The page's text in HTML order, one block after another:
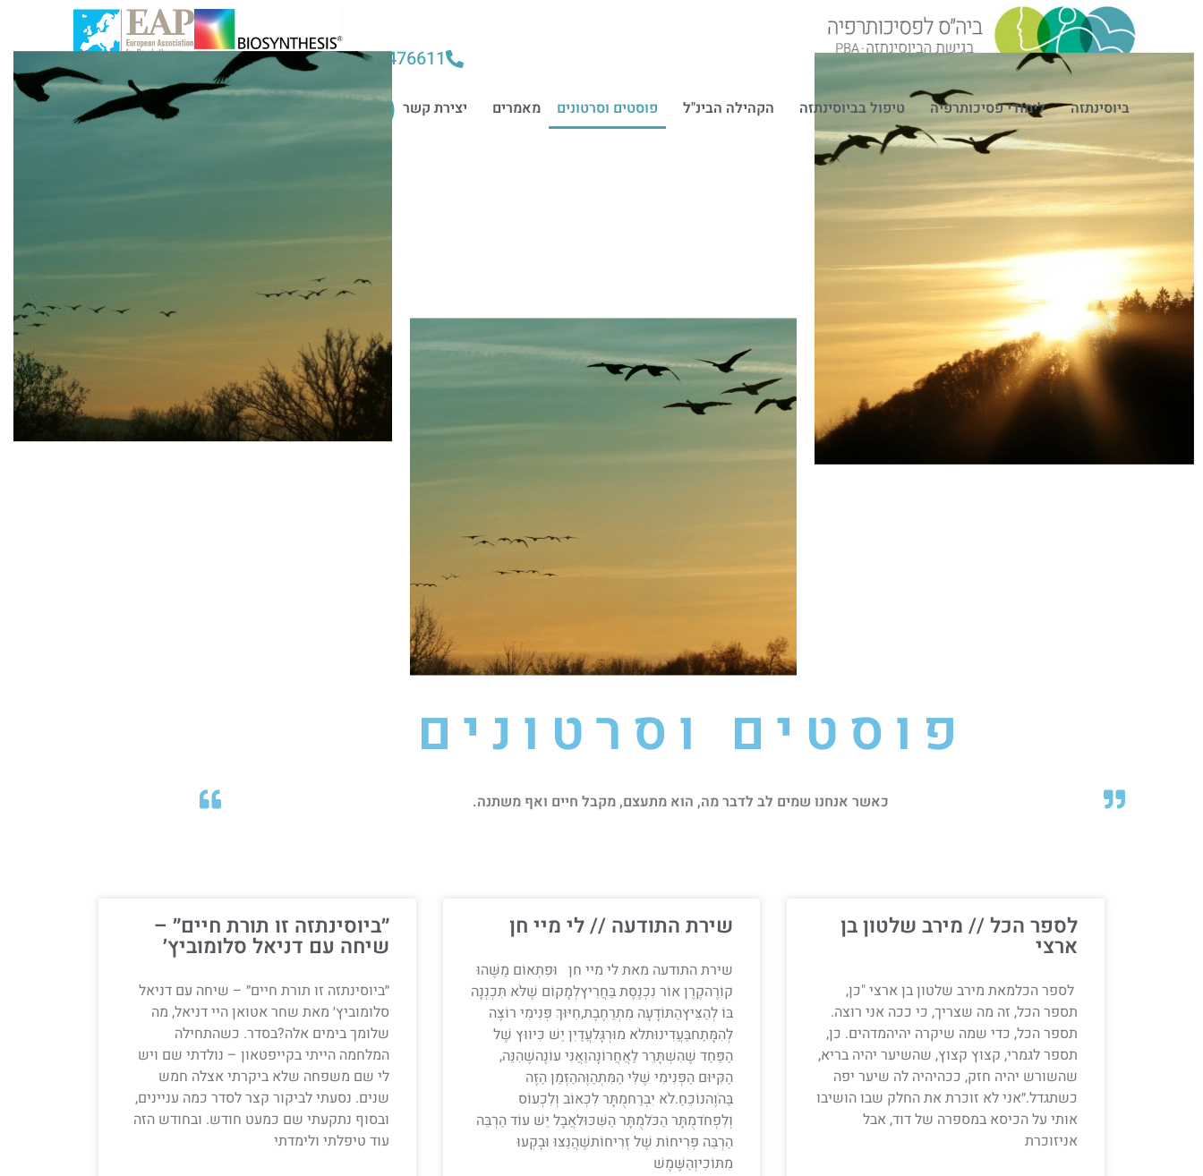
03-6476611
ביוסינתזה לימודי פסיכותרפיה טיפול בביוסינתזה הקהילה הבינ"ל פוסטים וסרטונים מאמרים יצירת קשר לפורטל המטפלים
פוסטים וסרטונים
כאשר אנחנו שמים לב לדבר מה, הוא מתעצם, מקבל חיים ואף משתנה.
לספר הכל // מירב שלטון בן
ארצי
לספר הכלמאת מירב שלטון בן ארצי "כן,
תספר הכל, זה מה שצריך, כי ככה אני רוצה.
תספר הכל, כדי שמה שיקרה יהיהמדהים. כן,
תספר לגמרי, קצוץ קצוץ, שהשיער יהיה בריא,
שהשורש יהיה חזק, ככהיהיה לה שיער יפה
כשתגדל.״אני לא זוכרת את החלק שבו הושיבו
אותי על הכיסא במספרה של דוד, אבל
אניזוכרת
שירת התודעה // לי מיי חן
שירת התודעה מאת לי מיי חן וּפִתְאוֹם מַשֶּׁהוּ
קוֹרֶהקֶרֶן אוֹר נִכְנֶסֶת בַּחֲרִיץלְמָקוֹם שֶׁלֹּא תִּכְנְנָה
בּוֹ לְהַצִּיץהַתּוֹדָעָה מִתְרַחֶבֶת,חִיּוּךְ פְּנִימִי רוֹצֶה
לְהִמָּתַחבַּעֲדִינוּתלֹא מוּרְגָּלעֲדַיִן יֵשׁ כִּיווּץ שֶׁל
הַפַּחַד שֶׁהִשְׁתָּרֵר לַאֲחֲרוֹנָהוַאֲנִי עוֹנֶהשֶׁהִנֵּה,
הַקִּיּוּם הַפְּנִימִי שֶׁלִּי הַמִּתְהַוֶּההַזְּמַן הַזֶּה
בַּהֹוֶהנוֹכֵחַ.לֹא יִבְרַחמֻתָּר לִכְאוֹב וְלִכְעוֹס
וְלִפְחֹדמֻתָּר הַכֹּלמֻתָּר הַשִּׁכּוּלאֲבָל יֵשׁ עוֹד הַרְבֵּה
הַרְבֵּה פְּרִיחוֹת שֶׁל זְרִיחוֹתשֶׁהֲנֵצּוּ וּבָקְעוּ
מִתּוֹכִיוְהַשֶּׁמֶשׁ
״ביוסינתזה זו תורת חיים״ –
שיחה עם דניאל סלומוביץ׳
״ביוסינתזה זו תורת חיים״ – שיחה עם דניאל
סלומוביץ׳ מאת שחר אטואן היי דניאל, מה
שלומך בימים אלה?בסדר. כשהתחילה
המלחמה הייתי בקייפטאון – נולדתי שם ויש
לי שם משפחה שלא ביקרתי אצלה חמש
שנים. נסעתי לביקור קצר לסדר כמה עניינים,
ובסוף נתקעתי שם כמעט חודש. ובחודש הזה
עוד טיפלתי ולימדתי